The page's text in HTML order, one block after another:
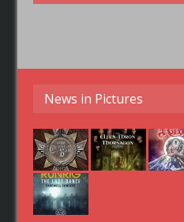
News in Pictures